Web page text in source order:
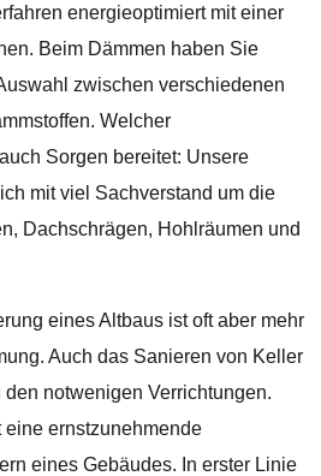
energieoptimiert mit einer
Beim Dämmen haben Sie
zwischen verschiedenen
Welcher
Sorgen bereitet: Unsere
mit viel Sachverstand um die
Dachschrägen, Hohlräumen und
eines Altbaus ist oft aber mehr
Auch das Sanieren von Keller
notwenigen Verrichtungen.
eine ernstzunehmende
eines Gebäudes. In erster Linie